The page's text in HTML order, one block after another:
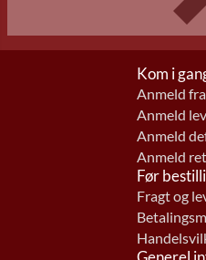
Kom i
Anmeld
Anmeld
Anmeld
Anmeld
Før
Fragt og